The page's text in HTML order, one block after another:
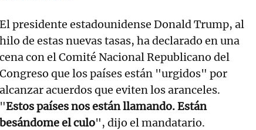
El presidente estadounidense Donald Trump, al
hilo de estas nuevas tasas, ha declarado en una
cena con el Comité Nacional Republicano del
Congreso que los países están "urgidos" por
alcanzar acuerdos que eviten los aranceles.
"Estos países nos están llamando. Están
besándome el culo", dijo el mandatario.